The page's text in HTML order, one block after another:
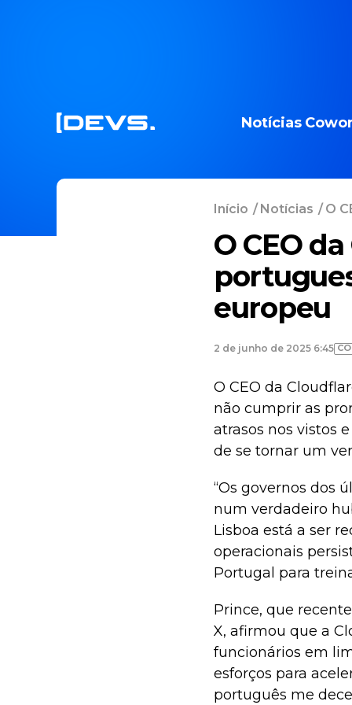
Notícias
Início /Notícias / O
O CEO
europeu
2 de junho de 2025 6:45
O CEO da
não cumprir as
atrasos nos vistos
de se tornar um
“Os governos dos
num verdadeiro
Lisboa está a ser
operacionais
Portugal para
Prince, que
X, afirmou que a
funcionários em
esforços para
português me